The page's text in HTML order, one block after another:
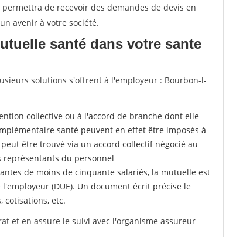
de recevoir des demandes de devis en
avenir à votre société.
santé dans votre sante
solutions s'offrent à l'employeur : Bourbon-l-
collective ou à l'accord de branche dont elle
santé peuvent en effet être imposés à
être trouvé via un accord collectif négocié au
représentants du personnel
de moins de cinquante salariés, la mutuelle est
(DUE). Un document écrit précise le
cotisations, etc.
et en assure le suivi avec l'organisme assureur